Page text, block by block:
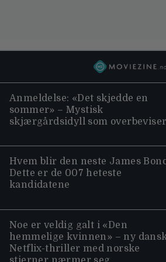
Anmeldelse: «Det skjedde en
sommer» – Mystisk
skjærgårdsidyll som overbeviser
Hvem blir den neste James
Dette er de 007 heteste
kandidatene
Noe er veldig galt i «Den
hemmelige kvinnen» – ny
Netflix-thriller med norske